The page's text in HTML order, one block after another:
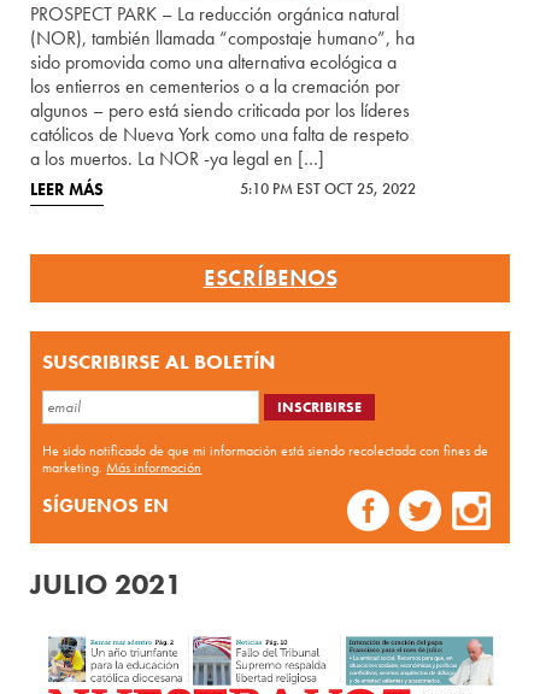
PROSPECT PARK – La reducción orgánica natural
(NOR), también llamada “compostaje humano”, ha
sido promovida como una alternativa ecológica a
los entierros en cementerios o a la cremación por
algunos – pero está siendo criticada por los líderes
católicos de Nueva York como una falta de respeto
a los muertos. La NOR -ya legal en […]
LEER MÁS 5:10 PM EST OCT 25, 2022
ESCRÍBENOS
SUSCRIBIRSE AL BOLETÍN
He sido notificado de que mi información está siendo recolectada con fines de
marketing.Más información
SÍGUENOS EN
JULIO 2021